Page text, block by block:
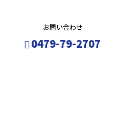
お問い合わせ
0479-79-2707